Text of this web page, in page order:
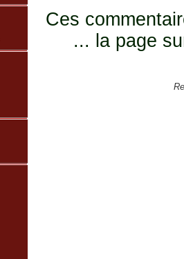
Ces
... la page